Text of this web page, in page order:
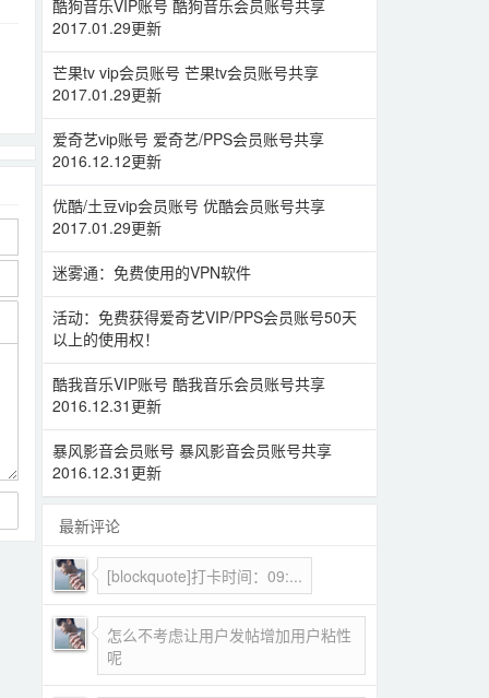
酷狗音乐VIP账号 酷狗音乐会员账号共享
2017.01.29更新
芒果tv vip会员账号 芒果tv会员账号共享
2017.01.29更新
爱奇艺vip账号 爱奇艺/PPS会员账号共享
2016.12.12更新
优酷/土豆vip会员账号 优酷会员账号共享
2017.01.29更新
迷雾通：免费使用的VPN软件
活动：免费获得爱奇艺VIP/PPS会员账号50天
以上的使用权！
酷我音乐VIP账号 酷我音乐会员账号共享
2016.12.31更新
暴风影音会员账号 暴风影音会员账号共享
2016.12.31更新
最新评论
[blockquote]打卡时间：09:...
怎么不考虑让用户发帖增加用户粘性
呢